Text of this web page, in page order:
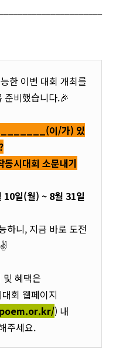
한 이번 대회 개최를
준비했습니다.🎉
이/가) 있
시대회 소문내기
10일(월) ~ 8월 31일
하니, 지금 바로 도전
및 혜택은
회 웹페이지
) 내
주세요.